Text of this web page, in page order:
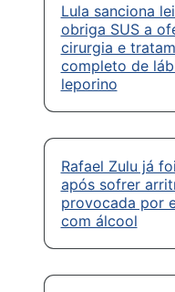
Lula sanciona
obriga SUS a
cirurgia e
completo de
leporino
Rafael Zulu já
após sofrer
provocada por
com álcool